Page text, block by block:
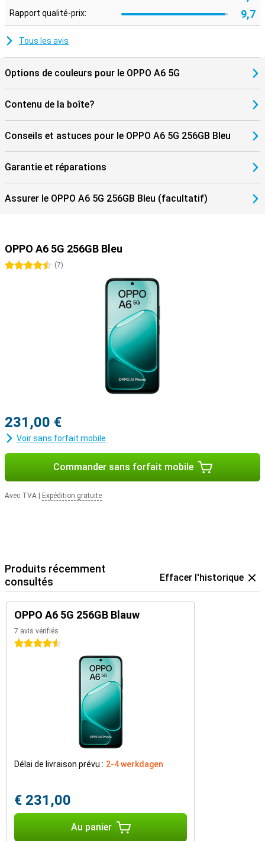
d'un smartphone convivial qui fonctionne de manière fiable et sans
chichis.
Rapport qualité-prix: 9,7
Tous les avis
Options de couleurs pour le OPPO A6 5G
Contenu de la boîte?
Conseils et astuces pour le OPPO A6 5G 256GB Bleu
Garantie et réparations
Assurer le OPPO A6 5G 256GB Bleu (facultatif)
OPPO A6 5G 256GB Bleu
4.5 étoiles
(7)
231,00 €
Voir sans forfait mobile
Commander sans forfait mobile
Avec TVA Expédition gratuite
Produits récemment
consultés
Effacer l'historique
OPPO A6 5G 256GB Blauw
7 avis vérifiés
4.5 étoiles
Délai de livraison prévu : 2-4 werkdagen
€ 231,00
Au panier